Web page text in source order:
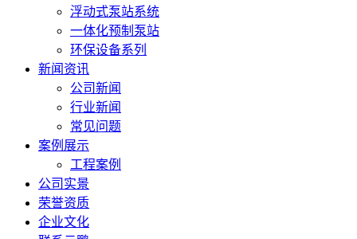
浮动式泵站系统
一体化预制泵站
环保设备系列
新闻资讯
公司新闻
行业新闻
常见问题
案例展示
工程案例
公司实景
荣誉资质
企业文化